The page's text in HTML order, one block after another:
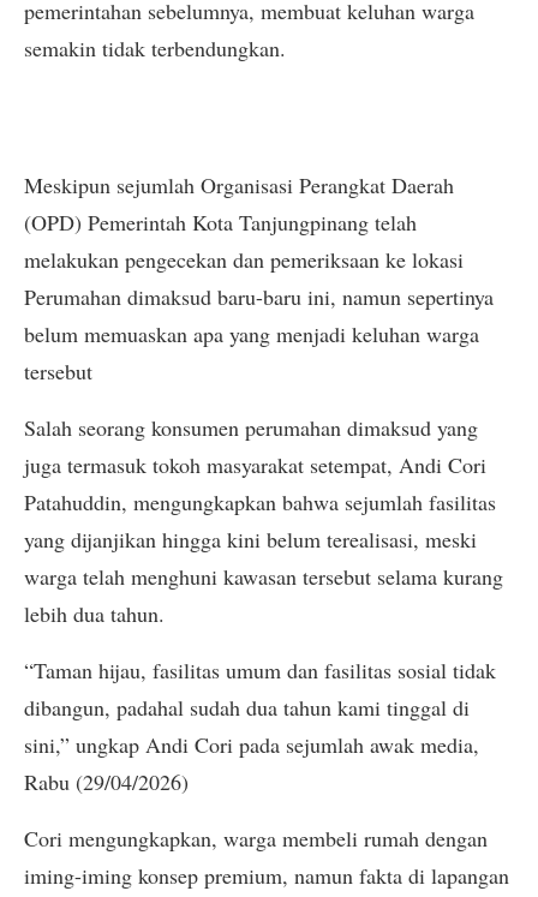
pemerintahan sebelumnya, membuat keluhan warga
semakin tidak terbendungkan.
Meskipun sejumlah Organisasi Perangkat Daerah
(OPD) Pemerintah Kota Tanjungpinang telah
melakukan pengecekan dan pemeriksaan ke lokasi
Perumahan dimaksud baru-baru ini, namun sepertinya
belum memuaskan apa yang menjadi keluhan warga
tersebut
Salah seorang konsumen perumahan dimaksud yang
juga termasuk tokoh masyarakat setempat, Andi Cori
Patahuddin, mengungkapkan bahwa sejumlah fasilitas
yang dijanjikan hingga kini belum terealisasi, meski
warga telah menghuni kawasan tersebut selama kurang
lebih dua tahun.
“Taman hijau, fasilitas umum dan fasilitas sosial tidak
dibangun, padahal sudah dua tahun kami tinggal di
sini,” ungkap Andi Cori pada sejumlah awak media,
Rabu (29/04/2026)
Cori mengungkapkan, warga membeli rumah dengan
iming-iming konsep premium, namun fakta di lapangan